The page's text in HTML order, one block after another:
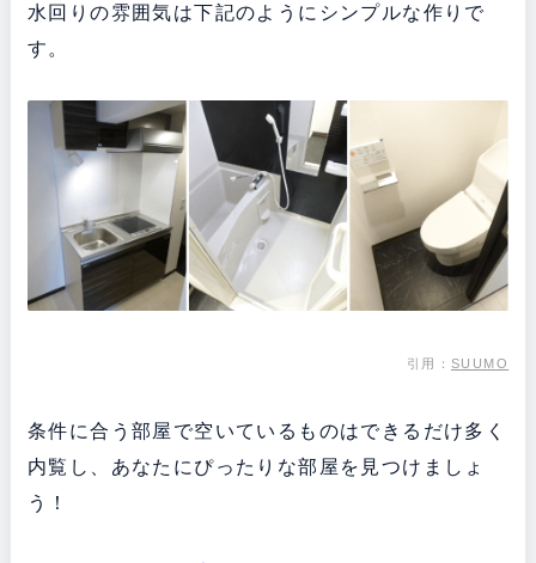
水回りの雰囲気は下記のようにシンプルな作りで
す。
引用：SUUMO
条件に合う部屋で空いているものはできるだけ多く
内覧し、あなたにぴったりな部屋を見つけましょ
う！